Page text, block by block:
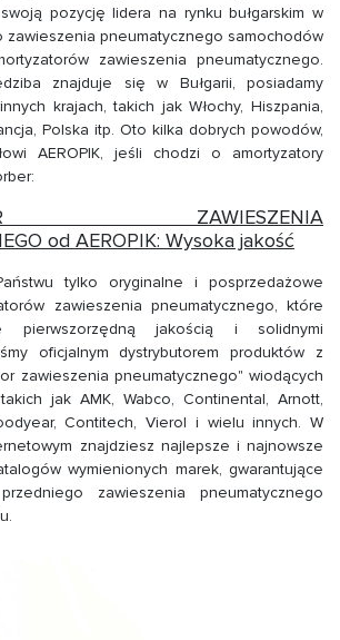
pozycję lidera na rynku bułgarskim w
zawieszenia pneumatycznego samochodów
zawieszenia pneumatycznego.
znajduje się w Bułgarii, posiadamy
krajach, takich jak Włochy, Hiszpania,
Polska itp. Oto kilka dobrych powodów,
AEROPIK, jeśli chodzi o amortyzatory
ZAWIESZENIA
od AEROPIK: Wysoka jakość
tylko oryginalne i posprzedażowe
zawieszenia pneumatycznego, które
pierwszorzędną jakością i solidnymi
oficjalnym dystrybutorem produktów z
zawieszenia pneumatycznego" wiodących
jak AMK, Wabco, Continental, Arnott,
Contitech, Vierol i wielu innych. W
znajdziesz najlepsze i najnowsze
wymienionych marek, gwarantujące
zawieszenia pneumatycznego